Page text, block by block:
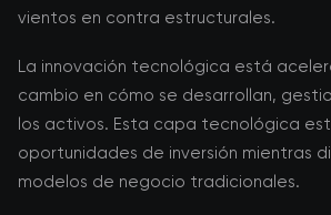
vientos en contra estructurales.
La innovación tecnológica está
cambio en cómo se desarrollan,
los activos. Esta capa tecnológica
oportunidades de inversión mientras
modelos de negocio tradicionales.